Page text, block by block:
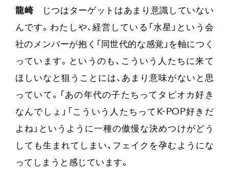
龍崎じつはターゲットはあまり意識していない
んです。わたしや、経営している「水星」という会
社のメンバーが抱く「同世代的な感覚」を軸につく
っています。というのも、こういう人たちに来て
ほしいなと狙うことには、あまり意味がないと思
っていて。「あの年代の子たちってタピオカ好き
なんでしょ」「こういう人たちってK-POP好きだ
よね」というように一種の傲慢な決めつけがどう
しても生まれてしまい、フェイクを孕むようにな
ってしまうと感じています。